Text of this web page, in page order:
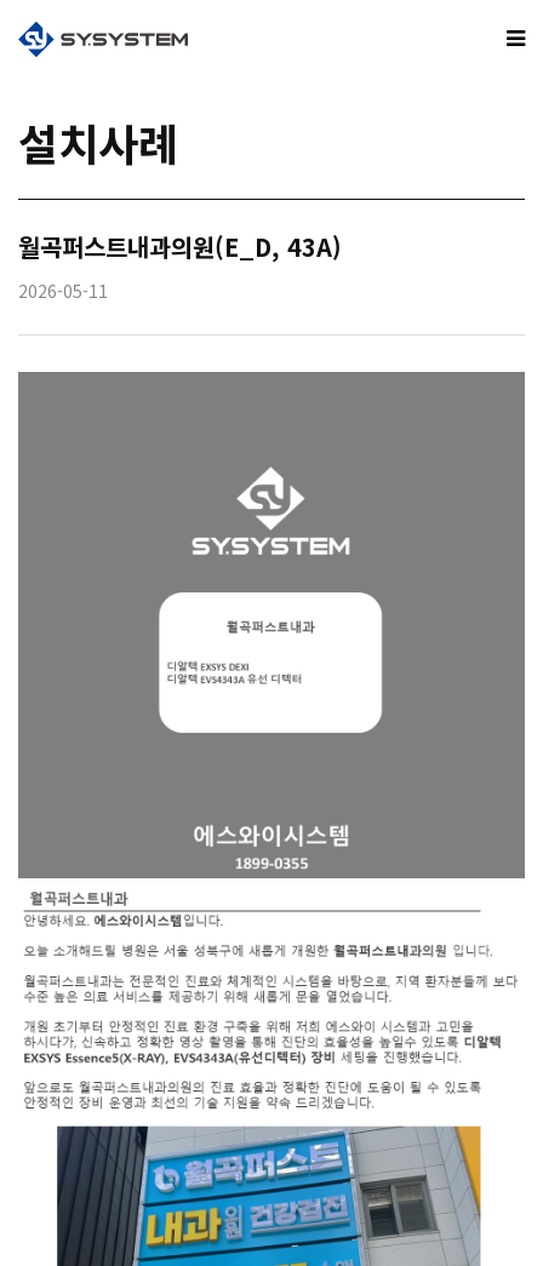
설치사례
월곡퍼스트내과의원(E_D, 43A)
2026-05-11